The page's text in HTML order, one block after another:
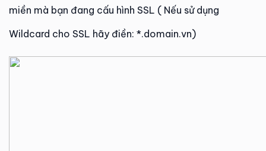
miền mà bạn đang cấu hình SSL ( Nếu sử dụng
Wildcard cho SSL hãy điền: *.domain.vn)